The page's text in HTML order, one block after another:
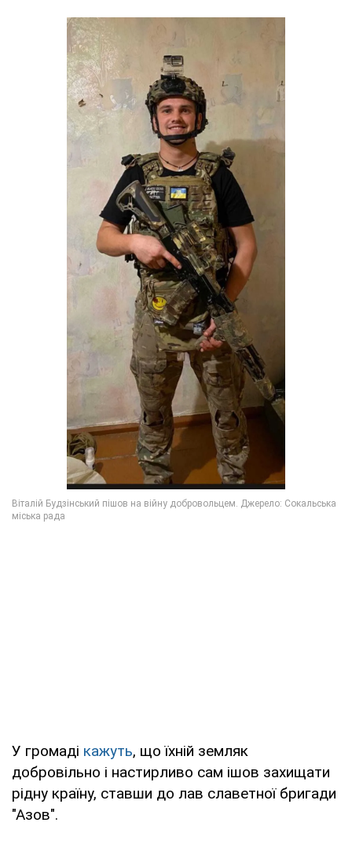
У громаді кажуть, що їхній земляк
добровільно і настирливо сам ішов захищати
рідну країну, ставши до лав славетної бригади
"Азов".